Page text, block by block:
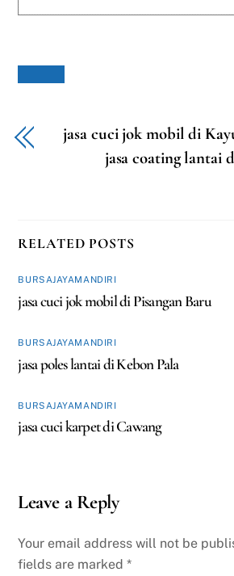
jasa cuci jok mobil di
jasa coating lantai
RELATED POSTS
BURSAJAYAMANDIRI
jasa cuci jok mobil di Pisangan Baru
BURSAJAYAMANDIRI
jasa poles lantai di Kebon Pala
BURSAJAYAMANDIRI
jasa cuci karpet di Cawang
Leave a Reply
Your email address will not be
fields are marked*